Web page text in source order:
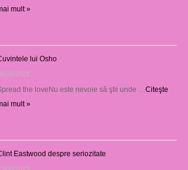
mult »
lui Osho
09/2023
the loveNu este nevoie să ştii unde …Citeşte
mult »
Eastwood despre seriozitate